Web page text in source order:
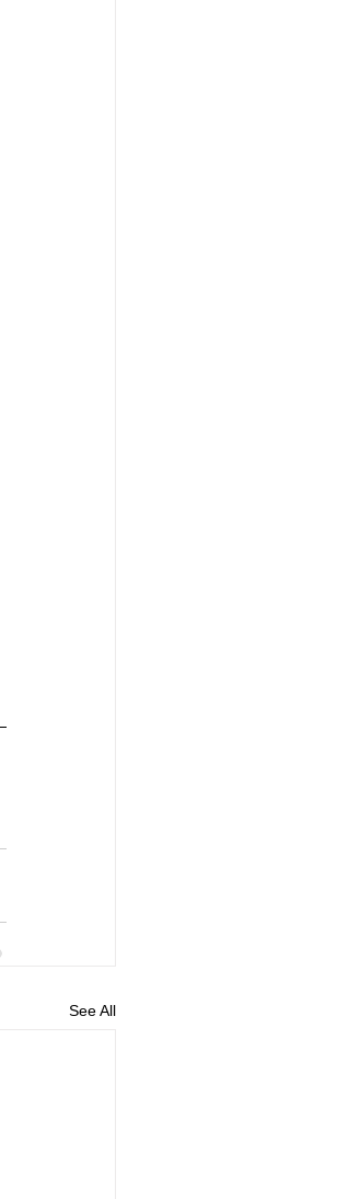
See All